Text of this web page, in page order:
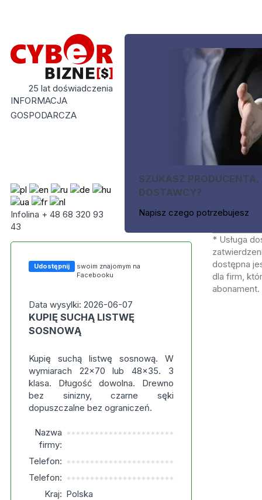
25 lat doświadczenia
INFORMACJA
GOSPODARCZA
Infolina + 48 68 320 93
43
SZUKASZ PRODUCENTA,
DOSTAWCY?
Napisz czego potrzebujesz
Udostępnij
swoim znajomym na
Facebooku
Data wysylki: 2026-06-07
KUPIĘ SUCHĄ LISTWĘ
SOSNOWĄ
Kupię suchą listwę sosnową. W
wymiarach 22x70 lub 48x35. 3
klasa. Długość dowolna. Drewno
bez sinizny, czarne sęki
dopuszczalne bez ograniczeń.
Nazwa
firmy:
***********************
Telefon: ***********************
Telefon: ***********************
Kraj: Polska
* Usługa
dostępna
dla firm,
abonament.